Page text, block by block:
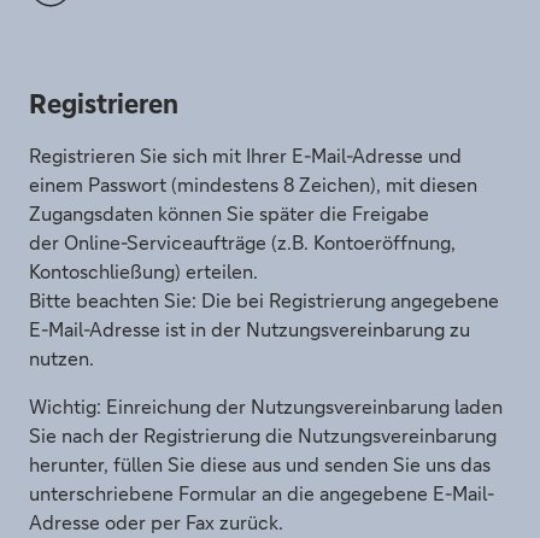
Registrieren
Registrieren Sie sich mit Ihrer E-Mail-Adresse und
einem Passwort (mindestens 8 Zeichen), mit diesen
Zugangsdaten können Sie später die Freigabe
der Online-Serviceaufträge (z.B. Kontoeröffnung,
Kontoschließung) erteilen.
Bitte beachten Sie: Die bei Registrierung angegebene
E-Mail-Adresse ist in der Nutzungsvereinbarung zu
nutzen.
Wichtig: Einreichung der Nutzungsvereinbarung laden
Sie nach der Registrierung die Nutzungsvereinbarung
herunter, füllen Sie diese aus und senden Sie uns das
unterschriebene Formular an die angegebene E-Mail-
Adresse oder per Fax zurück.